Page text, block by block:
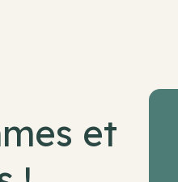
et